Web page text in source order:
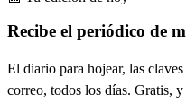
Recibe el periódico de
El diario para hojear, las
correo, todos los días. Gratis,